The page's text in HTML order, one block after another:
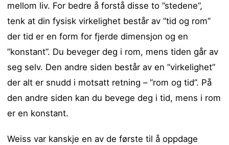
mellom liv. For bedre å forstå disse to ”stedene”,
tenk at din fysisk virkelighet består av ”tid og rom”
der tid er en form for fjerde dimensjon og en
”konstant”. Du beveger deg i rom, mens tiden går av
seg selv. Den andre siden består av en ”virkelighet”
der alt er snudd i motsatt retning – ”rom og tid”. På
den andre siden kan du bevege deg i tid, mens i rom
er en konstant.
Weiss var kanskje en av de første til å oppdage